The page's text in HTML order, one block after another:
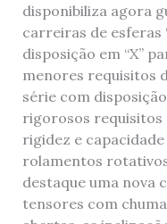
disponibiliza agora
carreiras de
disposição em “X”
menores requisitos
série com
rigorosos requisitos
rigidez e
rolamentos
destaque uma nova
tensores com